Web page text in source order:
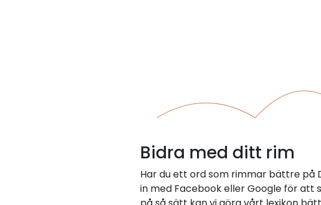
Bidra med ditt rim
Har du ett ord som rimmar bättre på
in med Facebook eller Google för att